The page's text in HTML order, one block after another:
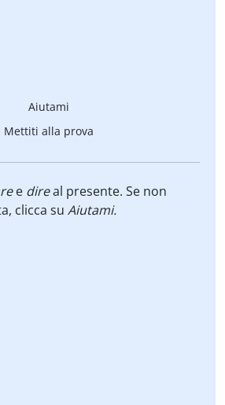
Aiutami
Mettiti alla prova
e direal presente. Se non
clicca su Aiutami.